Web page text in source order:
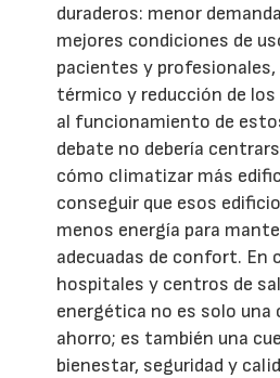
duraderos: menor
mejores condiciones de
pacientes y
térmico y reducción de
al funcionamiento de
debate no debería
cómo climatizar más
conseguir que esos
menos energía para
adecuadas de confort. En
hospitales y centros de
energética no es solo una
ahorro; es también una
bienestar, seguridad y